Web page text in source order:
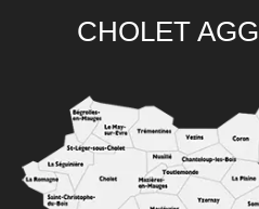
CHOLET